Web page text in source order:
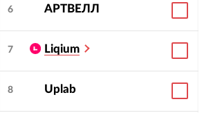
6 АРТВЕЛЛ
7 Liqium
8 Uplab